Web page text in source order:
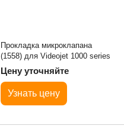
Прокладка микроклапана
(1558) для Videojet 1000 series
Цену уточняйте
Узнать цену